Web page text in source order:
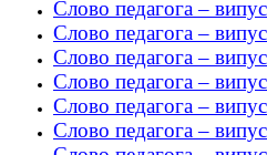
Слово педагога –
Слово педагога –
Слово педагога –
Слово педагога –
Слово педагога –
Слово педагога –